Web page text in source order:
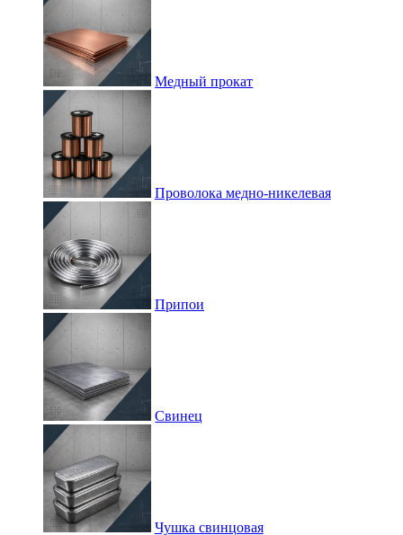
Медный прокат
Проволока медно-никелевая
Припои
Свинец
Чушка свинцовая